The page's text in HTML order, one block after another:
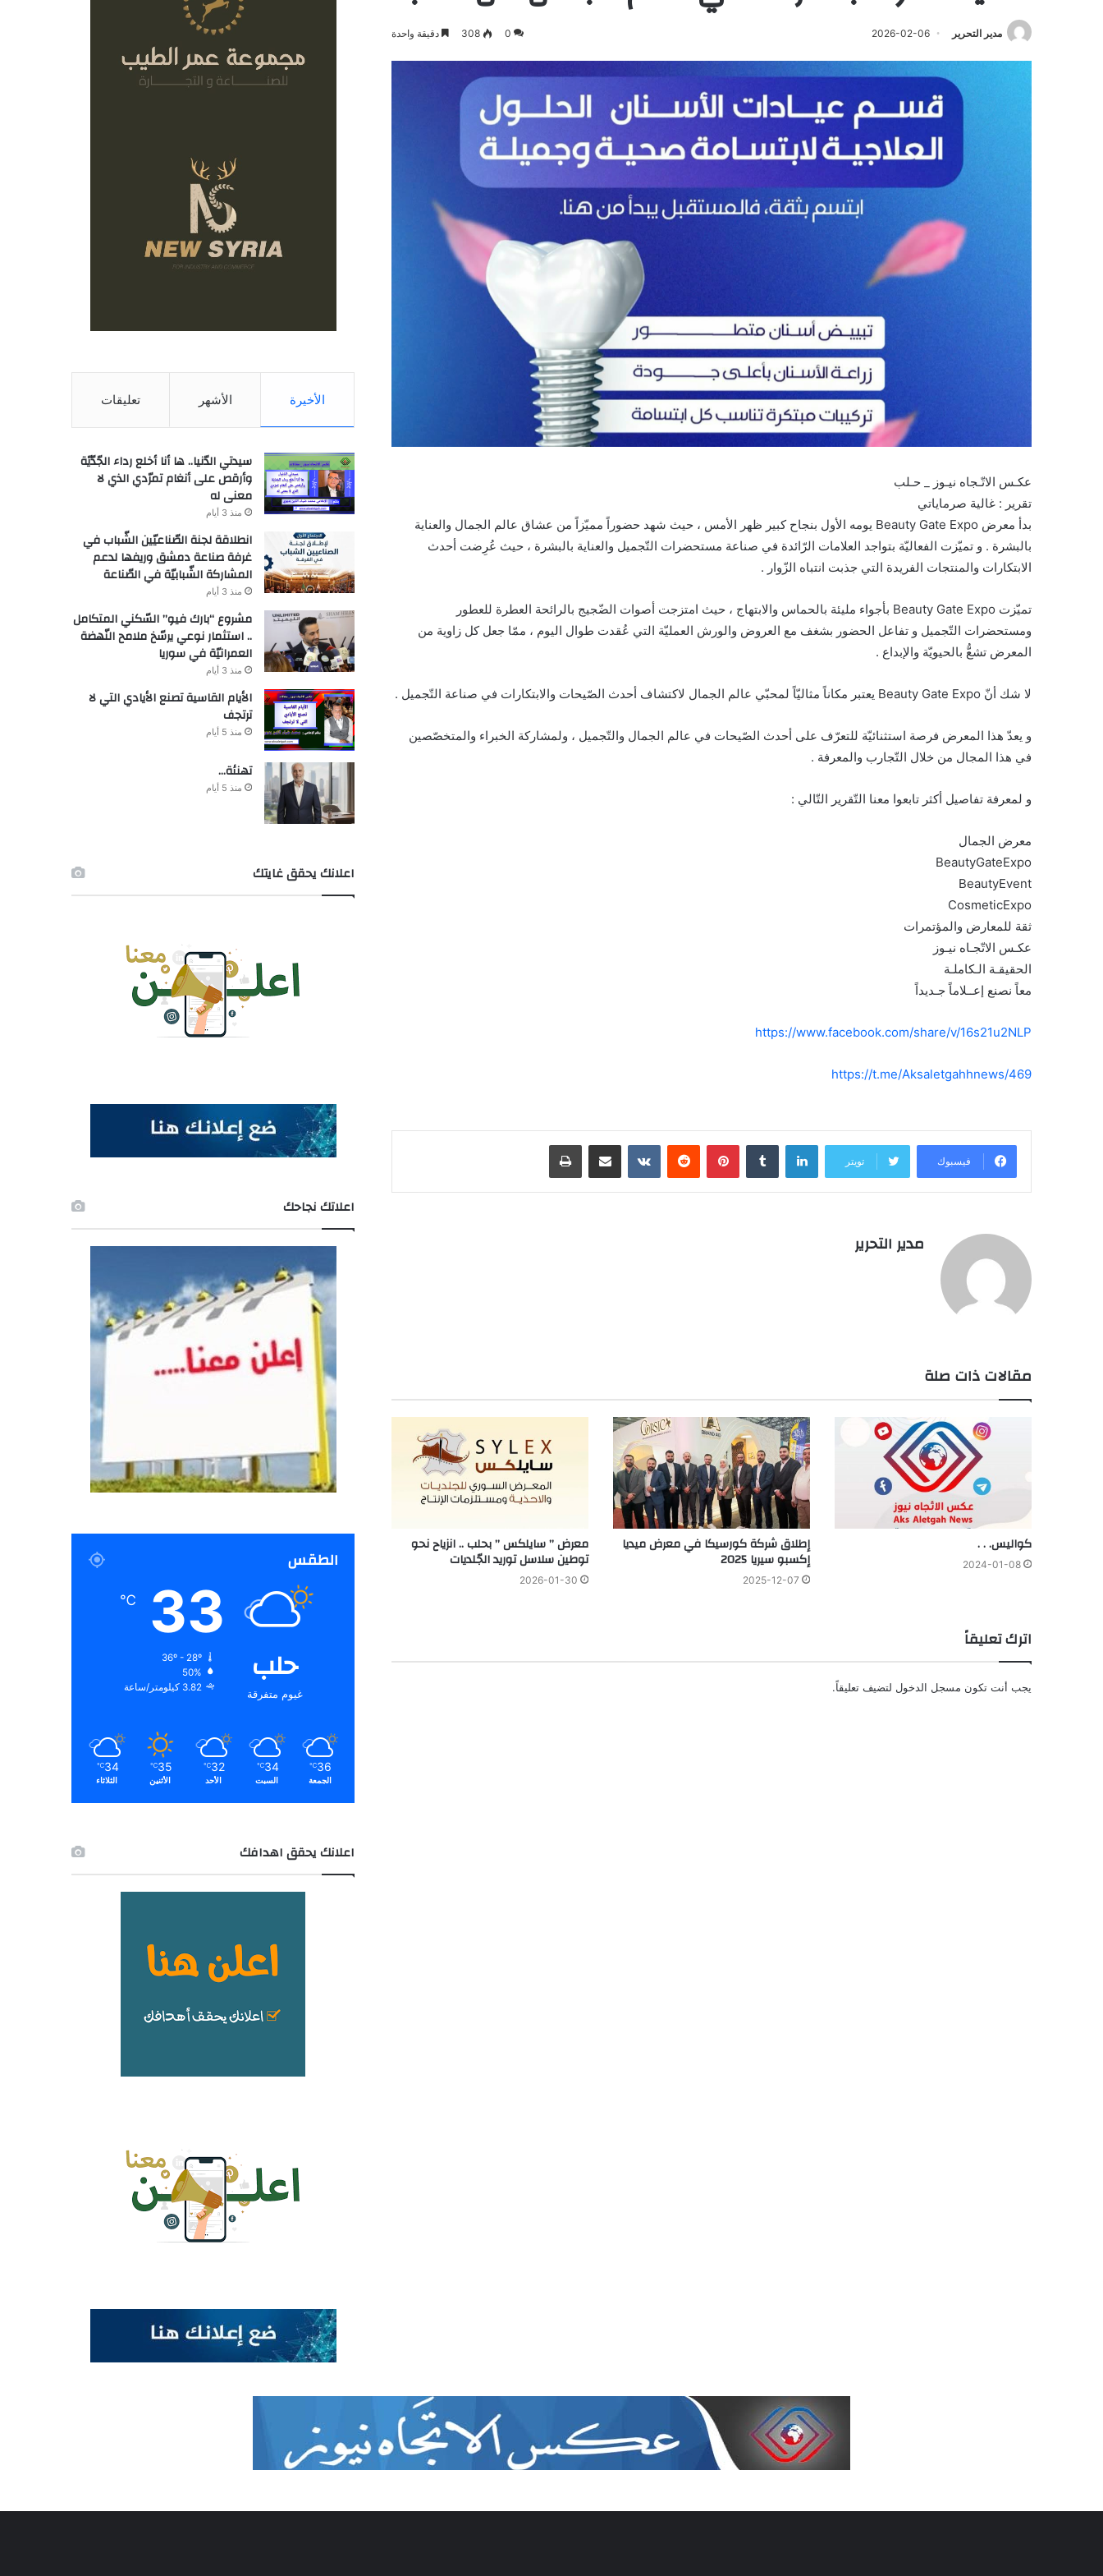
مدير التحرير 2026-02-06
0
308 دقيقة واحدة
عكـس الاتّـجاه نيـوز _ حـلب
تقرير : غالية صرماياتي
بدأ معرض Beauty Gate Expo يومه الأول بنجاح كبير ظهر الأمس ، حيث شهد حضوراً مميّزاً من عشاق عالم الجمال والعناية
بالبشرة . و تميّزت الفعاليّة بتواجد العلامات الرّائدة في صناعة مستحضرات التّجميل والعناية بالبشرة ، حيث عُرِضت أحدث
الابتكارات والمنتجات الفريدة التي جذبت انتباه الزّوار .
تميّزت Beauty Gate Expo بأجواء مليئة بالحماس والابتهاج ، حيث امتزجت أصوات الضّجيج بالرائحة العطرة للعطور
ومستحضرات التّجميل و تفاعل الحضور بشغف مع العروض والورش العمليّة التي عُقدت طوال اليوم ، ممّا جعل كل زاوية من
المعرض تشعُّ بالحيويّة والإبداع .
لا شك أنّ Beauty Gate Expo يعتبر مكاناً مثاليّاً لمحبّي عالم الجمال لاكتشاف أحدث الصّيحات والابتكارات في صناعة التّجميل .
و يعدّ هذا المعرض فرصة استثنائيّة للتعرّف على أحدث الصّيحات في عالم الجمال والتّجميل ، ولمشاركة الخبراء والمتخصّصين
في هذا المجال من خلال التّجارب والمعرفة .
و لمعرفة تفاصيل أكثر تابعوا معنا التّقرير التّالي :
معرض الجمال
BeautyGateExpo
BeautyEvent
CosmeticExpo
ثقة للمعارض والمؤتمرات
عكـس الاتّجـاه نيـوز
الحقيقـة الـكاملـة
معاً نصنع إعــلاماً جـديداً
https://www.facebook.com/share/v/16s21u2NLP
https://t.me/Aksaletgahhnews/469
فيسبوك تويتر
لينكدإن بينتيريست مشاركة عبر البريد طباعة
مدير التحرير
مقالات ذات صلة
كواليس. . .
2024-01-08
إطلاق شركة كورسيكا في معرض ميديا
إكسبو سيريا 2025
2025-12-07
معرض ” سايلكس ” بحلب .. انزياح نحو
توطين سلاسل توريد الجّلديات
2026-01-30
اترك تعليقاً
يجب أنت تكون مسجل الدخول لتضيف تعليقاً.
الأخيرة الأشهر تعليقات
سيدتي الدّنيا.. ها أنا أخلع رداء الجّدّيّة
وأرقص على أنغام تمرّدي الذي لا
معنى له
منذ 3 أيام
انطلاقة لجنة الصّناعيّين الشّباب في
غرفة صناعة دمشق وريفها لدعم
المشاركة الشّبابيّة في الصّناعة
منذ 3 أيام
مشروع “بارك فيو” السّكني المتكامل
.. استثمار نوعي يرسّخ ملامح النّهضة
العمرانيّة في سوريا
منذ 3 أيام
الأيام القاسية تصنع الأيادي التي لا
ترتجف
منذ 5 أيام
تهنئة…
منذ 5 أيام
اعلانك يحقق غايتك
اعلاتك نجاحك
الطقس
حلب
غيوم متفرقة
33
℃
36º - 28º
50%
3.82 كيلومتر/ساعة
36
℃
الجمعة
34
℃
السبت
32
℃
الأحد
35
℃
الأثنين
34
℃
الثلاثاء
اعلانك يحقق اهدافك